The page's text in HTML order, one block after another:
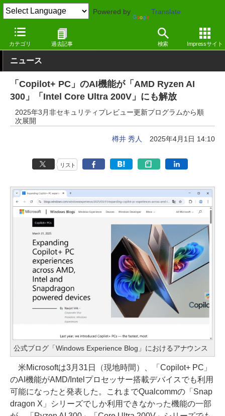
Powered by Translate
カテゴリ 過去記事 検索 Impressサイト
窓の杜 生成AI 画像生成
ニュース
「Copilot+ PC」のAI機能が「AMD Ryzen AI
300」「Intel Core Ultra 200V」にも解放
2025年3月非セキュリティプレビュー更新プログラムから順
次展開
樽井 秀人 2025年4月1日 14:10
リスト
公式ブログ「Windows Experience Blog」におけるアナウンス
米Microsoftは3月31日（現地時間）、「Copilot+ PC」
のAI機能がAMD/Intelプロセッサー搭載デバイスでも利用
可能になったと発表した。これまでQualcommの「Snap
dragon X」シリーズでしか利用できなかった機能の一部